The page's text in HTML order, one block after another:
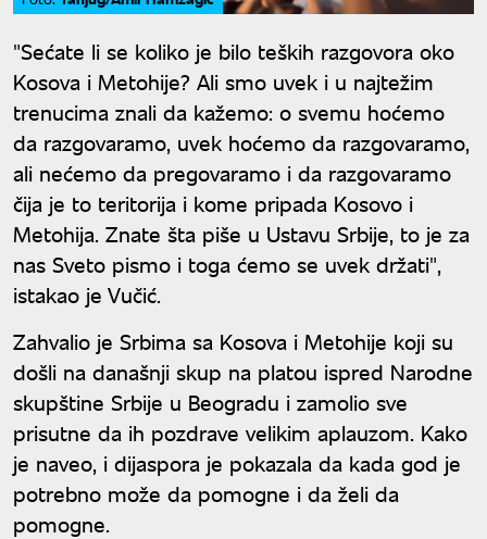
"Sećate li se koliko je bilo teških razgovora oko
Kosova i Metohije? Ali smo uvek i u najtežim
trenucima znali da kažemo: o svemu hoćemo
da razgovaramo, uvek hoćemo da razgovaramo,
ali nećemo da pregovaramo i da razgovaramo
čija je to teritorija i kome pripada Kosovo i
Metohija. Znate šta piše u Ustavu Srbije, to je za
nas Sveto pismo i toga ćemo se uvek držati",
istakao je Vučić.
Zahvalio je Srbima sa Kosova i Metohije koji su
došli na današnji skup na platou ispred Narodne
skupštine Srbije u Beogradu i zamolio sve
prisutne da ih pozdrave velikim aplauzom. Kako
je naveo, i dijaspora je pokazala da kada god je
potrebno može da pomogne i da želi da
pomogne.